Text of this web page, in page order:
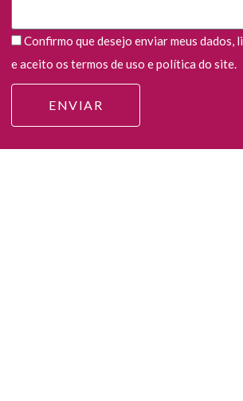
Confirmo que desejo enviar meus dados, li
e aceito os termos de uso e política do site.